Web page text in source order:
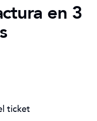
en 3
ticket